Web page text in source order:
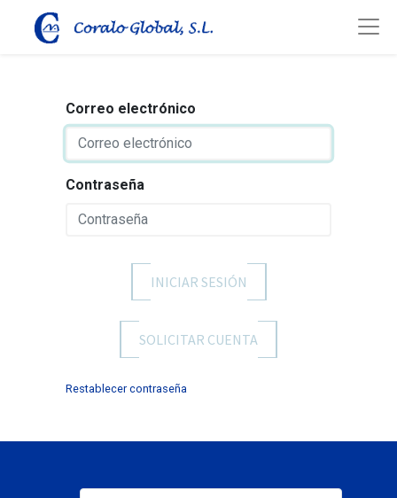
Correo electrónico
Contraseña
INICIAR SESIÓN
SOLICITAR CUENTA
Restablecer contraseña